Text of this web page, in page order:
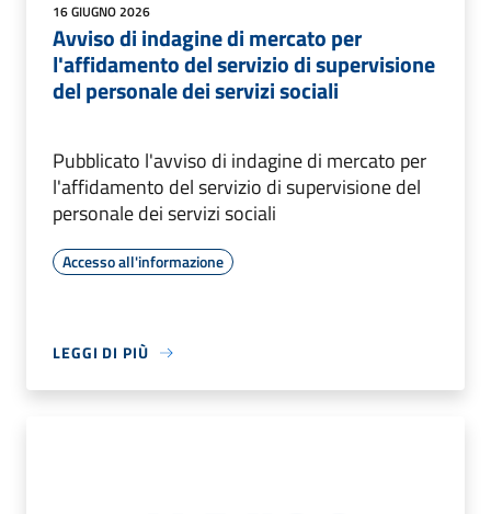
16 GIUGNO 2026
Avviso di indagine di mercato per
l'affidamento del servizio di supervisione
del personale dei servizi sociali
Pubblicato l'avviso di indagine di mercato per
l'affidamento del servizio di supervisione del
personale dei servizi sociali
Accesso all'informazione
LEGGI DI PIÙ